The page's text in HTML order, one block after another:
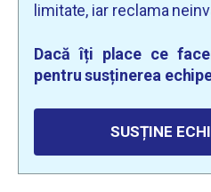
limitate, iar reclama
Dacă îți place ce
pentru susținerea
SUSȚINE